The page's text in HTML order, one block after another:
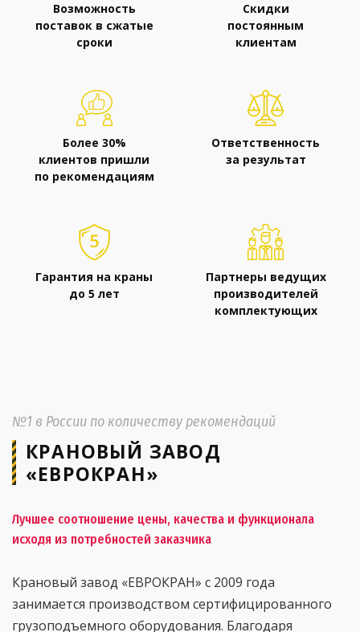
Возможность
поставок в сжатые
сроки
Скидки
постоянным
клиентам
Более 30%
клиентов пришли
по рекомендациям
Ответственность
за результат
Гарантия на краны
до 5 лет
Партнеры ведущих
производителей
комплектующих
№1 в России по количеству рекомендаций
КРАНОВЫЙ ЗАВОД
«ЕВРОКРАН»
Лучшее соотношение цены, качества и функционала
исходя из потребностей заказчика
Крановый завод «ЕВРОКРАН» с 2009 года
занимается производством сертифицированного
грузоподъемного оборудования. Благодаря